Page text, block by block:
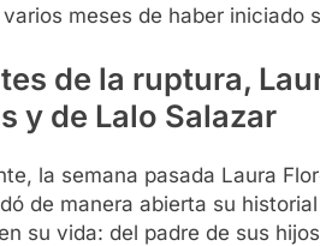
meses de haber iniciado
de la ruptura,
y de Lalo Salazar
la semana pasada Laura
de manera abierta su
su vida: del padre de sus